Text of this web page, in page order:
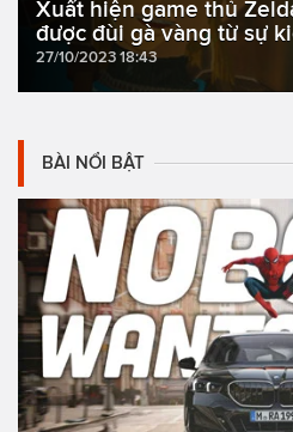
Xuất hiện game thủ
được đùi gà vàng từ sự
27/10/2023 18:43
BÀI NỔI BẬT